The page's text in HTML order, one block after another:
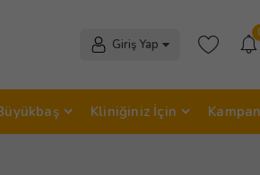
Giriş Yap
Kliniğiniz İçin